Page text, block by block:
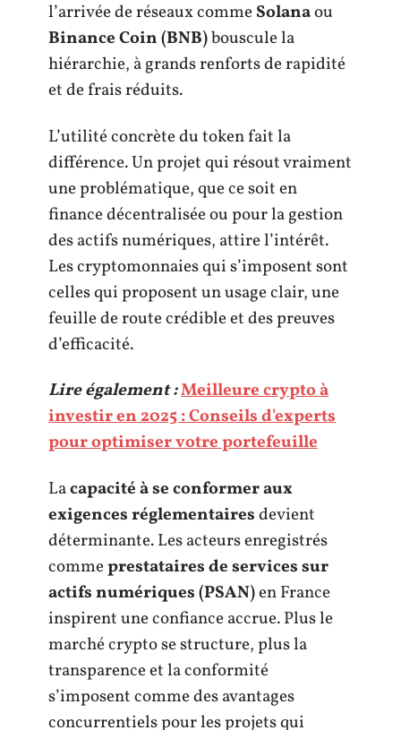
l’arrivée de réseaux commeSolanaou
Binance Coin (BNB)bouscule la
hiérarchie, à grands renforts de rapidité
et de frais réduits.
L’utilité concrète du token fait la
différence. Un projet qui résout vraiment
une problématique, que ce soit en
finance décentralisée ou pour la gestion
des actifs numériques, attire l’intérêt.
Les cryptomonnaies qui s’imposent sont
celles qui proposent un usage clair, une
feuille de route crédible et des preuves
d’efficacité.
Lire également :Meilleure crypto à
investir en 2025 : Conseils d'experts
pour optimiser votre portefeuille
Lacapacité à se conformer aux
exigences réglementairesdevient
déterminante. Les acteurs enregistrés
commeprestataires de services sur
actifs numériques (PSAN)en France
inspirent une confiance accrue. Plus le
marché crypto se structure, plus la
transparence et la conformité
s’imposent comme des avantages
concurrentiels pour les projets qui